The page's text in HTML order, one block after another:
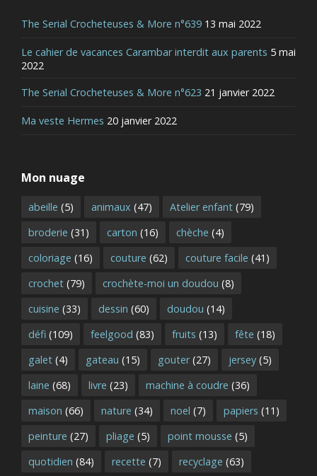
The Serial Crocheteuses & More n°639 13 mai 2022
Le cahier de vacances Carambar interdit aux parents 5 mai
2022
The Serial Crocheteuses & More n°623 21 janvier 2022
Ma veste Hermes 20 janvier 2022
Mon nuage
abeille (5) animaux (47) Atelier enfant (79)
broderie (31) carton (16) chèche (4)
coloriage (16) couture (62) couture facile (41)
crochet (79) crochète-moi un doudou (8)
cuisine (33) dessin (60) doudou (14)
défi (109) feelgood (83) fruits (13) fête (18)
galet (4) gateau (15) gouter(27) jersey (5)
laine (68) livre (23) machine à coudre (36)
maison (66) nature (34) noel (7) papiers (11)
peinture (27) pliage (5) point mousse (5)
quotidien (84) recette (7) recyclage (63)